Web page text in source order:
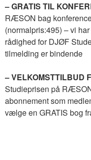
– GRATIS TIL
RÆSON bag
(normalpris:495) – vi
rådighed for DJØF
tilmelding er bindende
– VELKOMSTTILBUD
Studieprisen på
abonnement som
vælge en GRATIS bog